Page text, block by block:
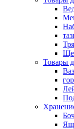
Товары